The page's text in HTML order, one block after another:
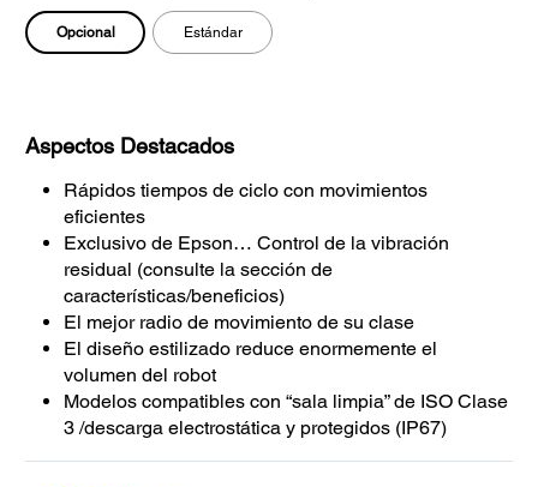
Opcional Estándar
Aspectos Destacados
Rápidos tiempos de ciclo con movimientos
eficientes
Exclusivo de Epson… Control de la vibración
residual (consulte la sección de
características/beneficios)
El mejor radio de movimiento de su clase
El diseño estilizado reduce enormemente el
volumen del robot
Modelos compatibles con “sala limpia” de ISO Clase
3 /descarga electrostática y protegidos (IP67)